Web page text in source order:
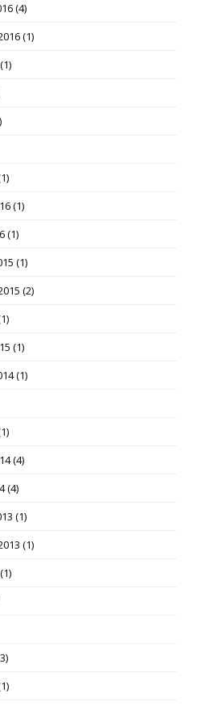
(4)
(1)
(1)
(1)
(1)
(1)
(2)
(1)
(1)
(4)
(4)
(1)
(1)
(1)